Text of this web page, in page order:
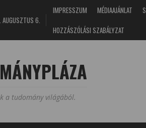
6.
IMPRESSZUM MÉDIAAJÁNLAT
HOZZÁSZÓLÁSI SZABÁLYZAT
a tudomány világából.